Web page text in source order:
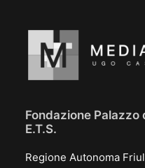
Fondazione Palazzo
E.T.S.
Regione Autonoma